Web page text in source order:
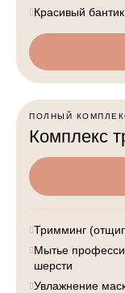
Красивый
ПОЛНЫЙ
Комплекс
Тримминг
Мытье
шерсти
Увлажнение